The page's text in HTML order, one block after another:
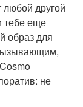
любой другой
тебе еще
образ для
не